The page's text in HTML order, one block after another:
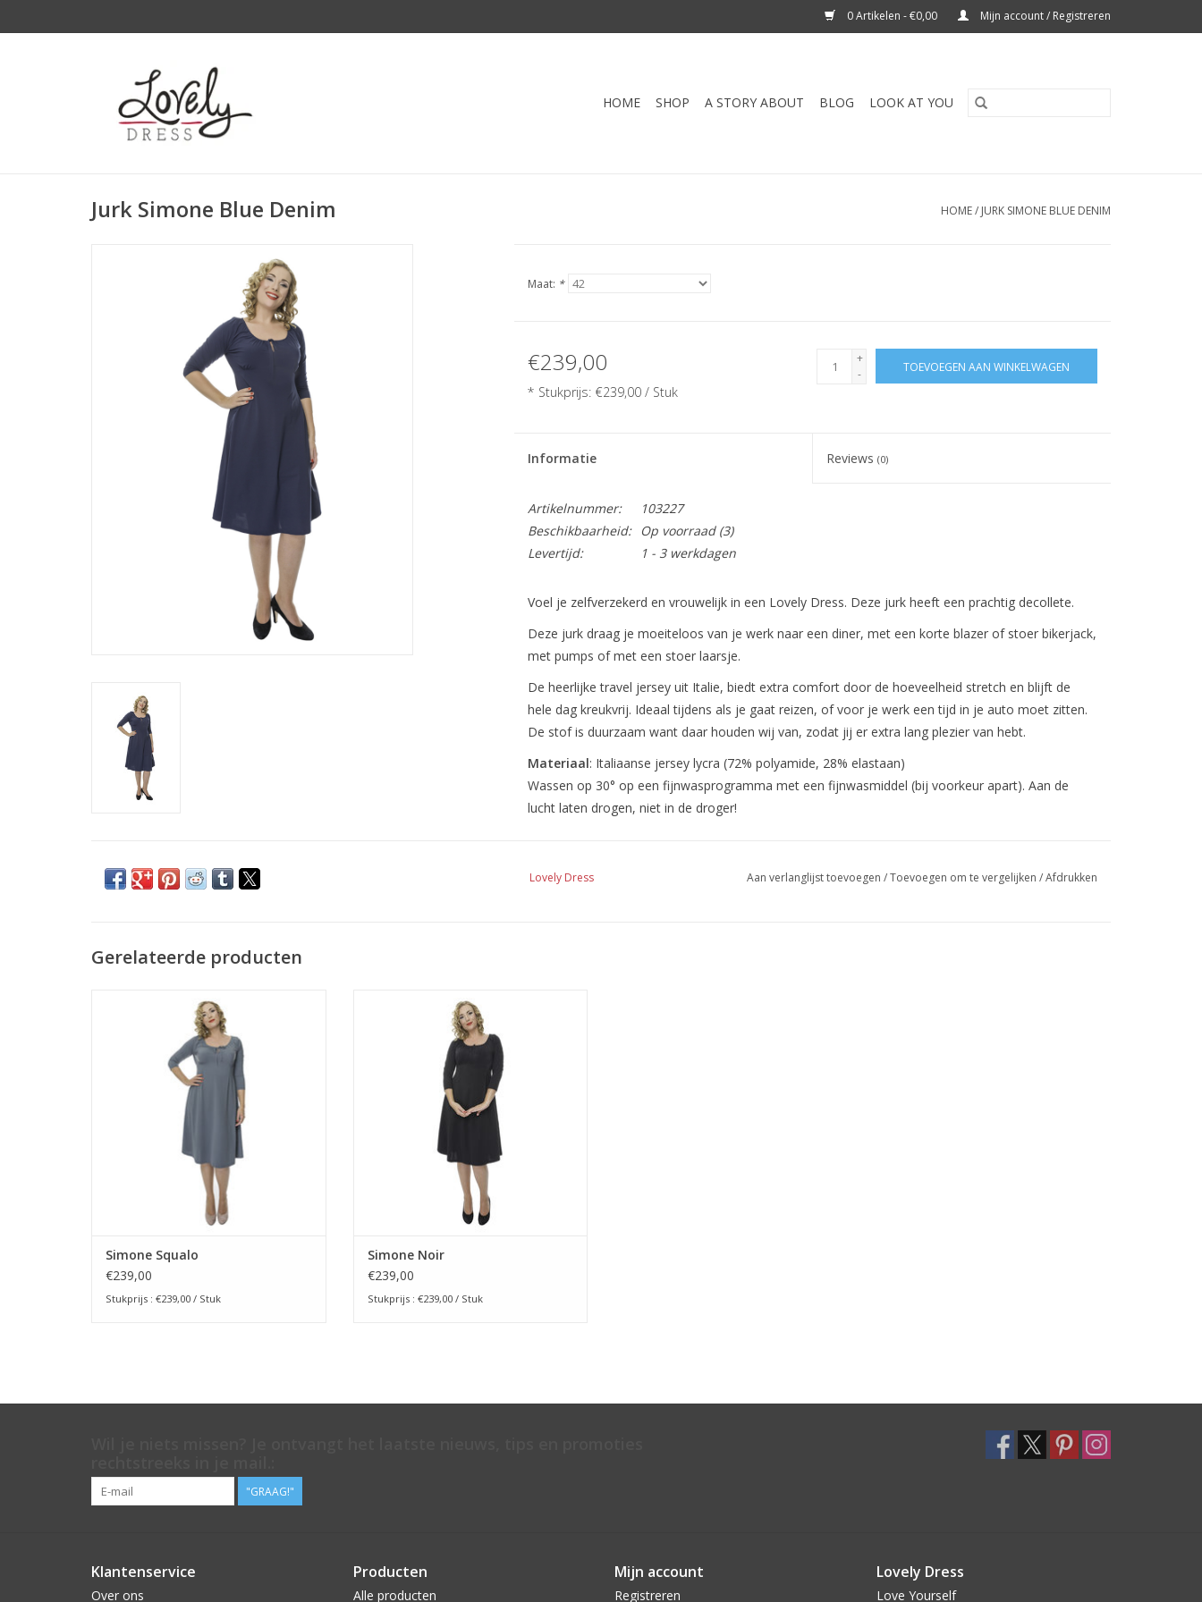
0 Artikelen - €0,00 Mijn account / Registreren
HOME SHOP A STORY ABOUT BLOG LOOK AT YOU
Jurk Simone Blue Denim HOME/ JURK SIMONE BLUE DENIM
Maat: *
€239,00
* Stukprijs: €239,00 / Stuk
+
-
TOEVOEGEN AAN WINKELWAGEN
Informatie Reviews(0)
Artikelnummer:
103227
Beschikbaarheid:
Op voorraad(3)
Levertijd:
1 - 3 werkdagen
Voel je zelfverzekerd en vrouwelijk in een Lovely Dress. Deze jurk heeft een prachtig decollete.
Deze jurk draag je moeiteloos van je werk naar een diner, met een korte blazer of stoer bikerjack,
met pumps of met een stoer laarsje.
De heerlijke travel jersey uit Italie, biedt extra comfort door de hoeveelheid stretch en blijft de
hele dag kreukvrij. Ideaal tijdens als je gaat reizen, of voor je werk een tijd in je auto moet zitten.
De stof is duurzaam want daar houden wij van, zodat jij er extra lang plezier van hebt.
Materiaal: Italiaanse jersey lycra (72% polyamide, 28% elastaan)
Wassen op 30° op een fijnwasprogramma met een fijnwasmiddel (bij voorkeur apart). Aan de
lucht laten drogen, niet in de droger!
Lovely Dress Aan verlanglijst toevoegen /Toevoegen om te vergelijken /Afdrukken
Gerelateerde producten
Jurk S-Silhouet
TOEVOEGEN AAN WINKELWAGEN
Simone Squalo
€239,00
Stukprijs : €239,00 / Stuk
Jurk S-Silhouet
TOEVOEGEN AAN WINKELWAGEN
Simone Noir
€239,00
Stukprijs : €239,00 / Stuk
"GRAAG!"
Klantenservice
Over ons
Producten
Alle producten
Mijn account
Registreren
Lovely Dress
Love Yourself